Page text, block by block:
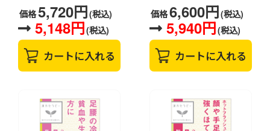
価格5,720円(税込)
5,148円(税込)
カートに入れる
価格6,600円(税込)
5,940円(税込)
カートに入れる